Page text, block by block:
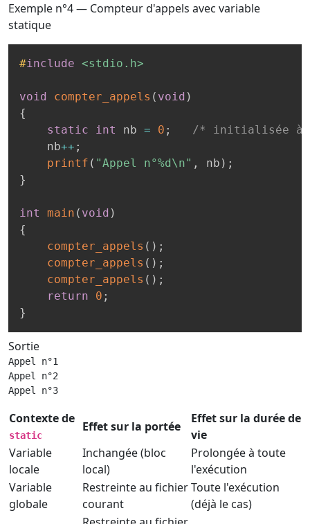
Exemple n°4 — Compteur d'appels avec variable
statique
#include <stdio.h>
void compter_appels ( void )
{
static
int nb = 0 ;
/* initialisée à
    nb
++ ;
printf ( "Appel n°%d\n" , nb ) ;
}
int main ( void )
{
compter_appels ( ) ;
compter_appels ( ) ;
compter_appels ( ) ;
return
0 ;
}
Sortie
Appel n°1
Appel n°2
Appel n°3
Contexte de
static
Effet sur la portée
Effet sur la durée de
vie
Variable
locale
Inchangée (bloc
local)
Prolongée à toute
l'exécution
Variable
globale
Restreinte au fichier
courant
Toute l'exécution
(déjà le cas)